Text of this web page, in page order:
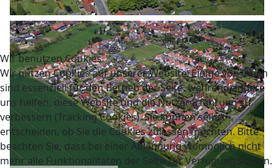
Wir benutzen Cookies
Wir nutzen Cookies auf unserer Website. Einige von ihnen
sind essenziell für den Betrieb der Seite, während andere
uns helfen, diese Website und die Nutzererfahrung zu
verbessern (Tracking Cookies). Sie können selbst
entscheiden, ob Sie die Cookies zulassen möchten. Bitte
beachten Sie, dass bei einer Ablehnung womöglich nicht
mehr alle Funktionalitäten der Seite zur Verfügung stehen.